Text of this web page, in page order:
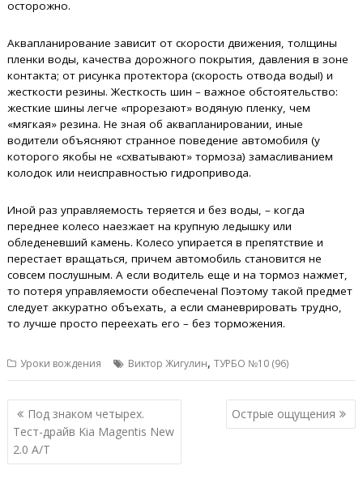
осторожно.
Аквапланирование зависит от скорости движения, толщины
пленки воды, качества дорожного покрытия, давления в зоне
контакта; от рисунка протектора (скорость отвода воды!) и
жесткости резины. Жесткость шин – важное обстоятельство:
жесткие шины легче «прорезают» водяную пленку, чем
«мягкая» резина. Не зная об аквапланировании, иные
водители объясняют странное поведение автомобиля (у
которого якобы не «схватывают» тормоза) замасливанием
колодок или неисправностью гидропривода.
Иной раз управляемость теряется и без воды, – когда
переднее колесо наезжает на крупную ледышку или
обледеневший камень. Колесо упирается в препятствие и
перестает вращаться, причем автомобиль становится не
совсем послушным. А если водитель еще и на тормоз нажмет,
то потеря управляемости обеспечена! Поэтому такой предмет
следует аккуратно объехать, а если сманеврировать трудно,
то лучше просто переехать его – без торможения.
Уроки вождения Виктор Жигулин,ТУРБО №10 (96)
Навигация
по
записям
Под знаком четырех.
Тест-драйв Kia Magentis New
2.0 A/T
Острые ощущения